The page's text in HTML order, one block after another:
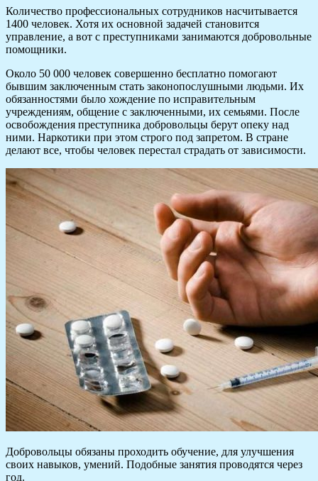
Количество профессиональных сотрудников насчитывается
1400 человек. Хотя их основной задачей становится
управление, а вот с преступниками занимаются добровольные
помощники.
Около 50 000 человек совершенно бесплатно помогают
бывшим заключенным стать законопослушными людьми. Их
обязанностями было хождение по исправительным
учреждениям, общение с заключенными, их семьями. После
освобождения преступника добровольцы берут опеку над
ними. Наркотики при этом строго под запретом. В стране
делают все, чтобы человек перестал страдать от зависимости.
Добровольцы обязаны проходить обучение, для улучшения
своих навыков, умений. Подобные занятия проводятся через
год.